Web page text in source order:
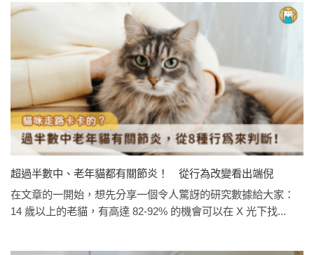
超過半數中、老年貓都有關節炎！ 從行為改變看出端倪
在文章的一開始，想先分享一個令人驚訝的研究數據給大家：
14 歲以上的老貓，有高達 82-92% 的機會可以在 X 光下找...